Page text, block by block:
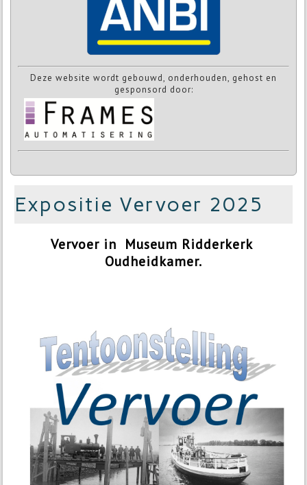
Deze website wordt gebouwd, onderhouden, gehost en
gesponsord door:
Expositie Vervoer 2025
Vervoer in Museum Ridderkerk
Oudheidkamer.